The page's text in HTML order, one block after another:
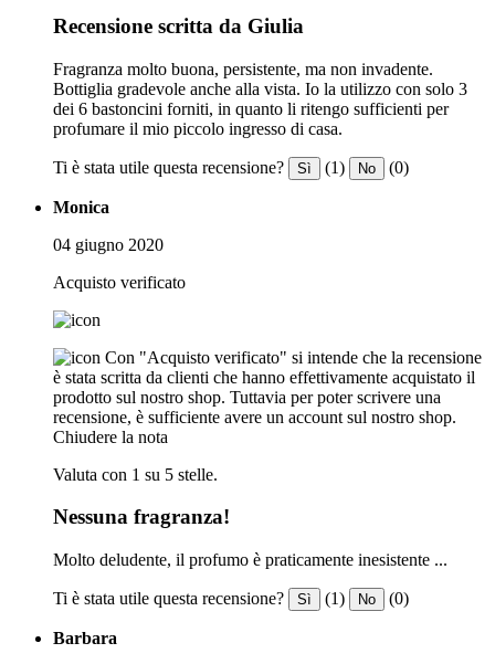
Recensione scritta da Giulia
Fragranza molto buona, persistente, ma non invadente.
Bottiglia gradevole anche alla vista. Io la utilizzo con solo 3
dei 6 bastoncini forniti, in quanto li ritengo sufficienti per
profumare il mio piccolo ingresso di casa.
Ti è stata utile questa recensione? Sì (1) No (0)
Monica
04 giugno 2020
Acquisto verificato
Con "Acquisto verificato" si intende che la recensione
è stata scritta da clienti che hanno effettivamente acquistato il
prodotto sul nostro shop. Tuttavia per poter scrivere una
recensione, è sufficiente avere un account sul nostro shop.
Chiudere la nota
Valuta con 1 su 5 stelle.
Nessuna fragranza!
Molto deludente, il profumo è praticamente inesistente ...
Ti è stata utile questa recensione? Sì (1) No (0)
Barbara